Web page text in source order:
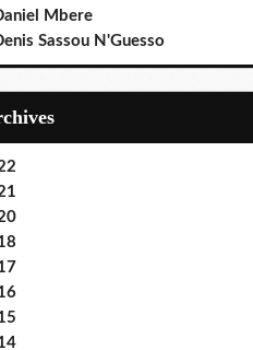
Mbere
Sassou N'Guesso